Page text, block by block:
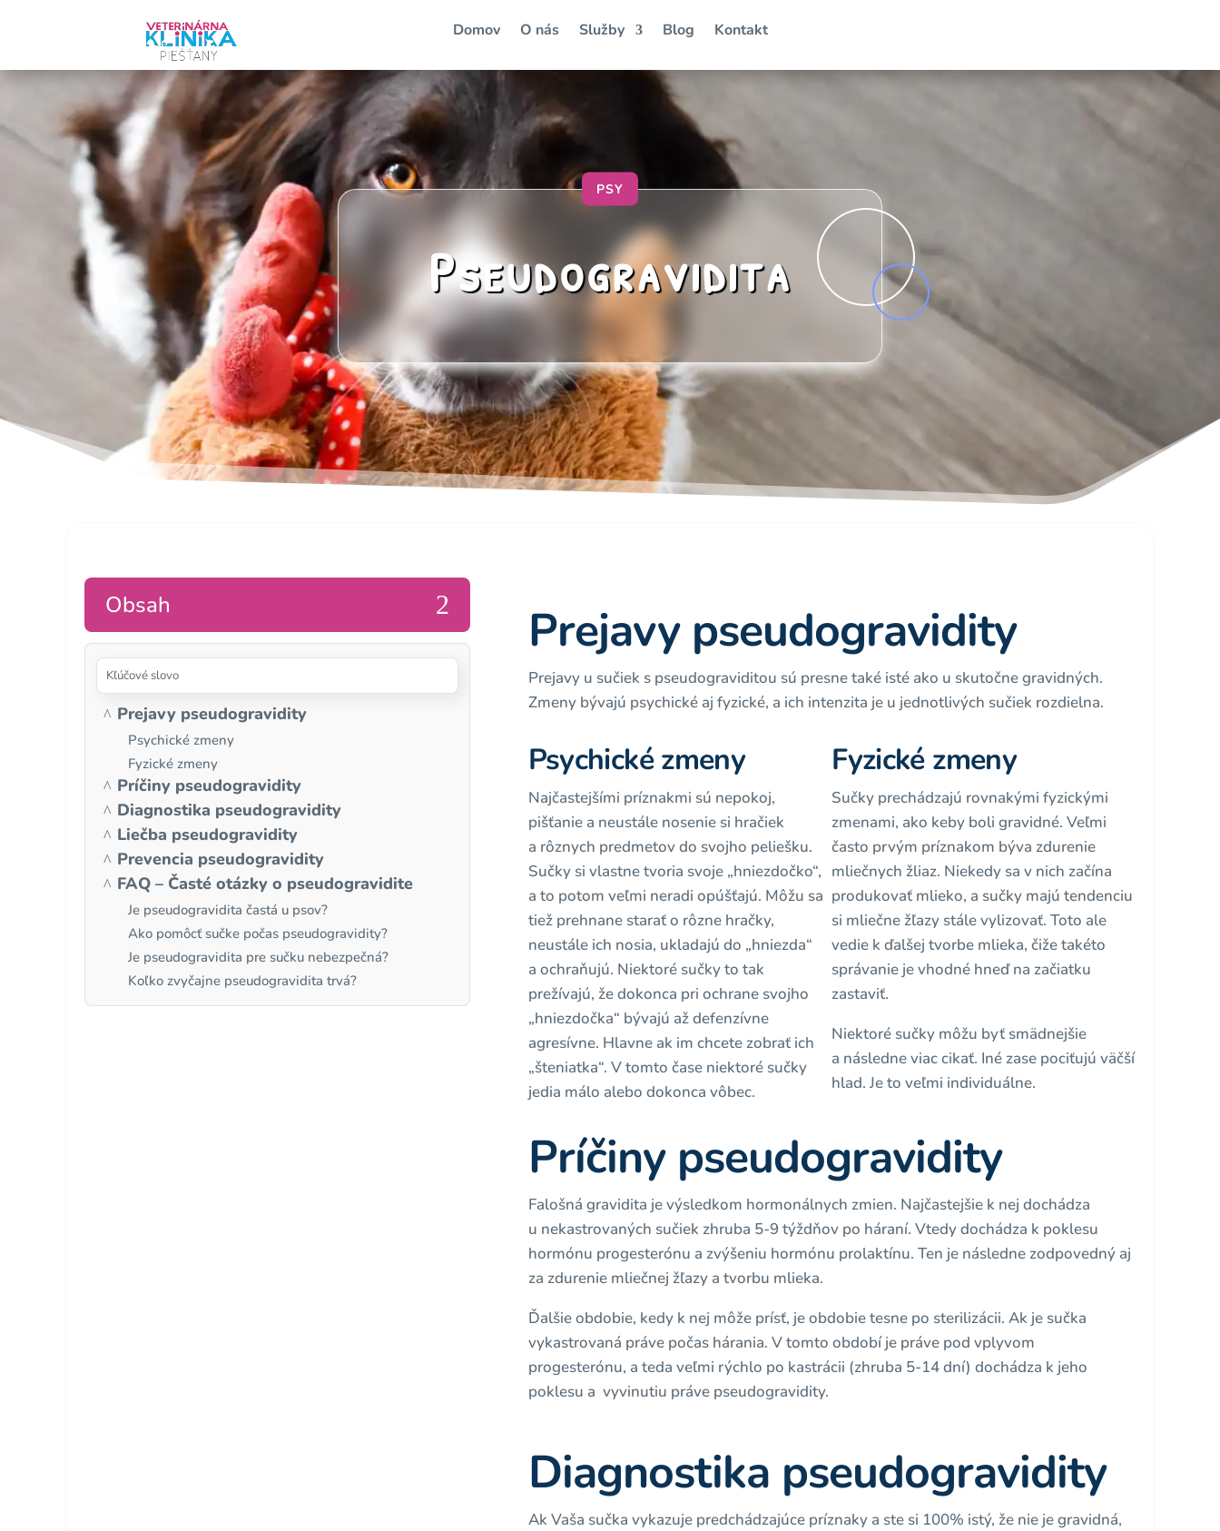
Domov O nás Služby Blog Kontakt
PSY
Pseudogravidita
Obsah 2
Prejavy pseudogravidity
Psychické zmeny
Fyzické zmeny
Príčiny pseudogravidity
Diagnostika pseudogravidity
Liečba pseudogravidity
Prevencia pseudogravidity
FAQ – Časté otázky o pseudogravidite
Je pseudogravidita častá u psov?
Ako pomôcť sučke počas pseudogravidity?
Je pseudogravidita pre sučku nebezpečná?
Koľko zvyčajne pseudogravidita trvá?
Prejavy pseudogravidity
Prejavy u sučiek s pseudograviditou sú presne také isté ako u skutočne gravidných.
Zmeny bývajú psychické aj fyzické, a ich intenzita je u jednotlivých sučiek rozdielna.
Psychické zmeny
Najčastejšími príznakmi sú nepokoj,
pišťanie a neustále nosenie si hračiek
a rôznych predmetov do svojho peliešku.
Sučky si vlastne tvoria svoje „hniezdočko“,
a to potom veľmi neradi opúšťajú. Môžu sa
tiež prehnane starať o rôzne hračky,
neustále ich nosia, ukladajú do „hniezda“
a ochraňujú. Niektoré sučky to tak
prežívajú, že dokonca pri ochrane svojho
„hniezdočka“ bývajú až defenzívne
agresívne. Hlavne ak im chcete zobrať ich
„šteniatka“. V tomto čase niektoré sučky
jedia málo alebo dokonca vôbec.
Fyzické zmeny
Sučky prechádzajú rovnakými fyzickými
zmenami, ako keby boli gravidné. Veľmi
často prvým príznakom býva zdurenie
mliečnych žliaz. Niekedy sa v nich začína
produkovať mlieko, a sučky majú tendenciu
si mliečne žľazy stále vylizovať. Toto ale
vedie k ďalšej tvorbe mlieka, čiže takéto
správanie je vhodné hneď na začiatku
zastaviť.
Niektoré sučky môžu byť smädnejšie
a následne viac cikať. Iné zase pociťujú väčší
hlad. Je to veľmi individuálne.
Príčiny pseudogravidity
Falošná gravidita je výsledkom hormonálnych zmien. Najčastejšie k nej dochádza
u nekastrovaných sučiek zhruba 5-9 týždňov po háraní. Vtedy dochádza k poklesu
hormónu progesterónu a zvýšeniu hormónu prolaktínu. Ten je následne zodpovedný aj
za zdurenie mliečnej žľazy a tvorbu mlieka.
Ďalšie obdobie, kedy k nej môže prísť, je obdobie tesne po sterilizácii. Ak je sučka
vykastrovaná práve počas hárania. V tomto období je práve pod vplyvom
progesterónu, a teda veľmi rýchlo po kastrácii (zhruba 5-14 dní) dochádza k jeho
poklesu a vyvinutiu práve pseudogravidity.
Diagnostika pseudogravidity
Ak Vaša sučka vykazuje predchádzajúce príznaky a ste si 100% istý, že nie je gravidná,